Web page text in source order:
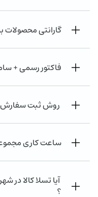
گارانتی
فاکتور رسمی +
روش ثبت
ساعت کاری
آیا تسلا کالا در
؟